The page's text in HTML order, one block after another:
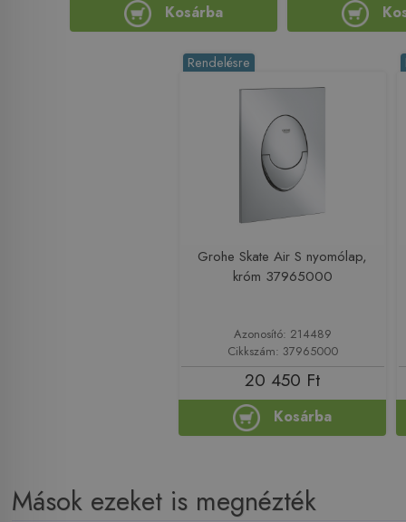
Kosárba
Rendelésre
Grohe Skate Air S nyomólap,
króm 37965000
Azonosító: 214489
Cikkszám: 37965000
20 450 Ft
Kosárba
Mások ezeket is megnézték